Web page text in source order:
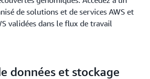
de solutions et de services AWS et
validées dans le flux de travail
données et stockage